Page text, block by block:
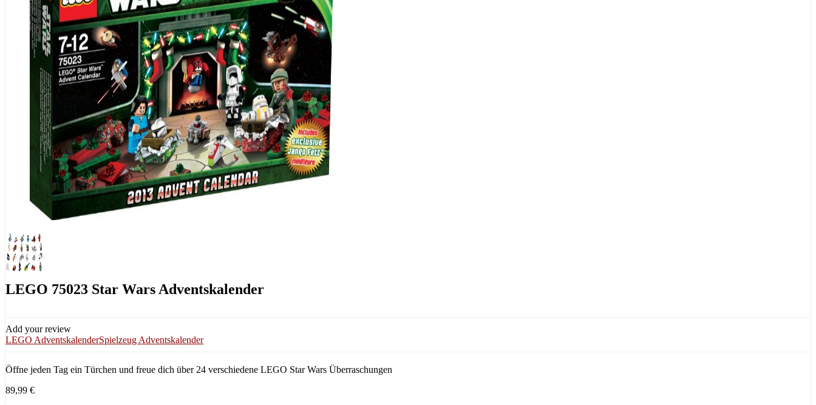
LEGO 75023 Star Wars Adventskalender
Add your review
LEGO AdventskalenderSpielzeug Adventskalender
Öffne jeden Tag ein Türchen und freue dich über 24 verschiedene LEGO Star Wars Überraschungen
89,99 €